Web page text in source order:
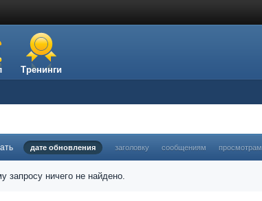
Тренинги
дате обновления заголовку сообщениям просмотрам
запросу ничего не найдено.